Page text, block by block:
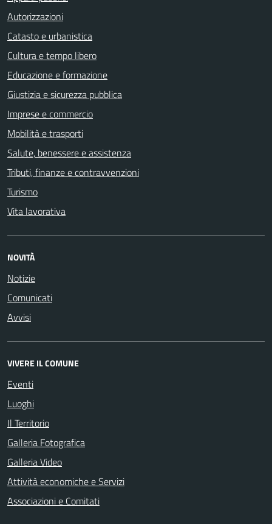
Autorizzazioni
Catasto e urbanistica
Cultura e tempo libero
Educazione e formazione
Giustizia e sicurezza pubblica
Imprese e commercio
Mobilità e trasporti
Salute, benessere e assistenza
Tributi, finanze e contravvenzioni
Turismo
Vita lavorativa
NOVITÀ
Notizie
Comunicati
Avvisi
VIVERE IL COMUNE
Eventi
Luoghi
Il Territorio
Galleria Fotografica
Galleria Video
Attività economiche e Servizi
Associazioni e Comitati